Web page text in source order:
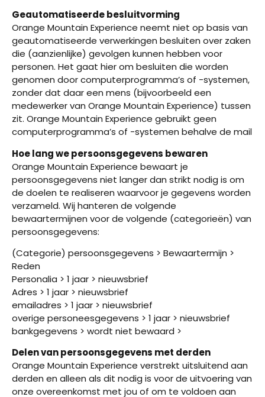
Geautomatiseerde besluitvorming
Orange Mountain Experience neemt niet op basis van
geautomatiseerde verwerkingen besluiten over zaken
die (aanzienlijke) gevolgen kunnen hebben voor
personen. Het gaat hier om besluiten die worden
genomen door computerprogramma’s of -systemen,
zonder dat daar een mens (bijvoorbeeld een
medewerker van Orange Mountain Experience) tussen
zit. Orange Mountain Experience gebruikt geen
computerprogramma’s of -systemen behalve de mail
Hoe lang we persoonsgegevens bewaren
Orange Mountain Experience bewaart je
persoonsgegevens niet langer dan strikt nodig is om
de doelen te realiseren waarvoor je gegevens worden
verzameld. Wij hanteren de volgende
bewaartermijnen voor de volgende (categorieën) van
persoonsgegevens:
(Categorie) persoonsgegevens > Bewaartermijn >
Reden
Personalia > 1 jaar > nieuwsbrief
Adres > 1 jaar > nieuwsbrief
emailadres > 1 jaar > nieuwsbrief
overige personeesgegevens > 1 jaar > nieuwsbrief
bankgegevens > wordt niet bewaard >
Delen van persoonsgegevens met derden
Orange Mountain Experience verstrekt uitsluitend aan
derden en alleen als dit nodig is voor de uitvoering van
onze overeenkomst met jou of om te voldoen aan